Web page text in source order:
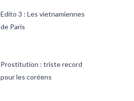
Edito 3 : Les vietnamiennes
de Paris
Prostitution : triste record
pour les coréens